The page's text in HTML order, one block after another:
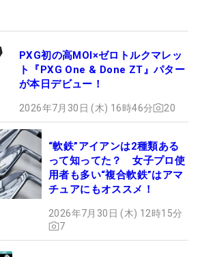
PXG初の高MOI×ゼロトルクマレッ
ト『PXG One & Done ZT』パター
が本日デビュー！
2026年7月30日 (木) 16時46分 20
“軟鉄”アイアンは2種類ある
って知ってた？ 女子プロ使
用者も多い“複合軟鉄”はアマ
チュアにもオススメ！
2026年7月30日 (木) 12時15分
7